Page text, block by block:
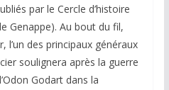
par le Cercle d’histoire
Genappe). Au bout du fil,
l’un des principaux généraux
soulignera après la guerre
Godart dans la